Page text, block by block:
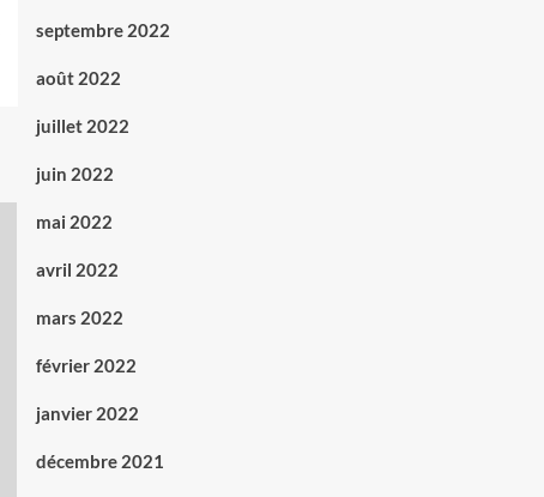
septembre 2022
août 2022
juillet 2022
juin 2022
mai 2022
avril 2022
mars 2022
février 2022
janvier 2022
décembre 2021